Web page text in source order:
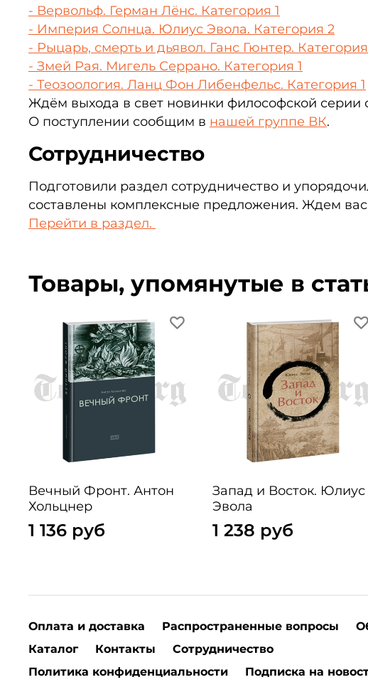
- Вервольф. Герман Лёнс. Категория 1
- Империя Солнца. Юлиус Эвола. Категория 2
- Рыцарь, смерть и дьявол. Ганс Гюнтер.
- Змей Рая. Мигель Серрано. Категория 1
- Теозоология. Ланц Фон Либенфельс. Категория 1
Ждём выхода в свет новинки философской серии
О поступлении сообщим в нашей группе ВК.
Сотрудничество
Подготовили раздел сотрудничество и
составлены комплексные предложения. Ждем
Перейти в раздел.
Товары, упомянутые в
Вечный Фронт. Антон
Хольцнер
1 136 руб
Запад и Восток. Юлиус
Эвола
1 238 руб
Оплата и доставка Распространенные вопросы
Каталог
Контакты
Сотрудничество
Политика конфиденциальности
Подписка на